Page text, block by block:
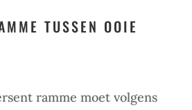
TUSSEN OOIE
ramme moet volgens